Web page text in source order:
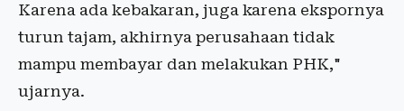
Karena ada kebakaran, juga karena ekspornya
turun tajam, akhirnya perusahaan tidak
mampu membayar dan melakukan PHK,"
ujarnya.